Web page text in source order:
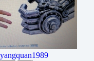
yangquan1989